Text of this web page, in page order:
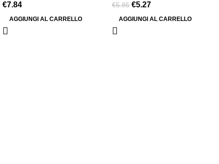
€7.84
AGGIUNGI AL CARRELLO
€5.85 €5.27
AGGIUNGI AL CARRELLO